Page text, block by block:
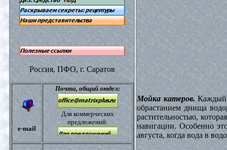
Россия, ПФО, г. Саратов
e-mail
Почта, общий отдел:
Для коммерческих
предложений:
Мойка катеров.Каждый
обрастанием днища
растительностью,
навигации. Особенно
августа, когда вода в